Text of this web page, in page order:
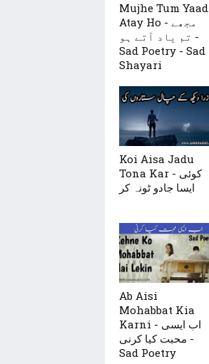
Mujhe Tum Yaad
Atay Ho - مجھے
تم یاد آتے ہو -
Sad Poetry - Sad
Shayari
Koi Aisa Jadu
Tona Kar - کوئی
ایسا جادو ٹونہ کر
Ab Aisi
Mohabbat Kia
Karni - اب ایسی
محبت کیا کرنی -
Sad Poetry